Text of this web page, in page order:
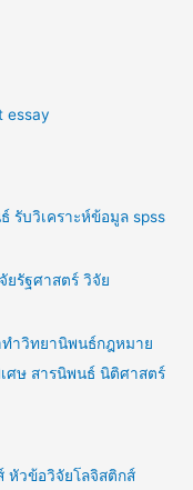
essay
รับวิเคราะห์ข้อมูล spss
ยรัฐศาสตร์ วิจัย
ำวิทยานิพนธ์กฎหมาย
ศษ สารนิพนธ์ นิติศาสตร์
หัวข้อวิจัยโลจิสติกส์